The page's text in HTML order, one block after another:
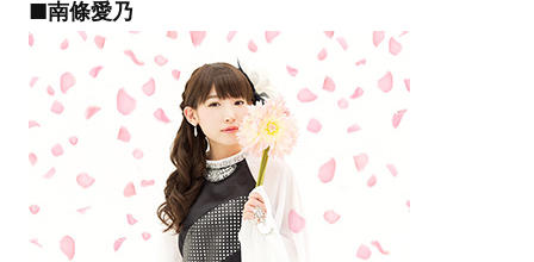
■南條愛乃